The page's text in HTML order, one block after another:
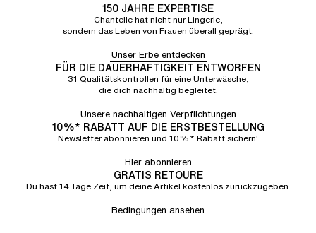
150 JAHRE EXPERTISE
Chantelle hat nicht nur Lingerie,
sondern das Leben von Frauen überall geprägt.
Unser Erbe entdecken
FÜR DIE DAUERHAFTIGKEIT ENTWORFEN
31 Qualitätskontrollen für eine Unterwäsche,
die dich nachhaltig begleitet.
Unsere nachhaltigen Verpflichtungen
10%* RABATT AUF DIE ERSTBESTELLUNG
Newsletter abonnieren und 10%* Rabatt sichern!
Hier abonnieren
GRATIS RETOURE
Du hast 14 Tage Zeit, um deine Artikel kostenlos zurückzugeben.
Bedingungen ansehen